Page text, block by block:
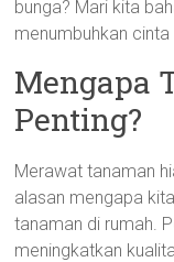
bunga? Mari kita
menumbuhkan
Mengapa
Penting?
Merawat tanaman
alasan mengapa
tanaman di rumah.
meningkatkan